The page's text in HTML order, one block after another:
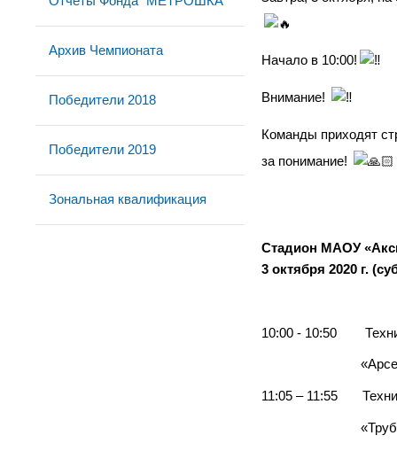
Архив Чемпионата
Победители 2018
Победители 2019
Зональная квалификация
Начало в 10:00!
Внимание!
Команды приходят
за понимание!
Стадион МАОУ
3 октября 2020 г.
10:00 - 10:50
«Арсенал»,
11:05 – 11:55
«Трубник»,